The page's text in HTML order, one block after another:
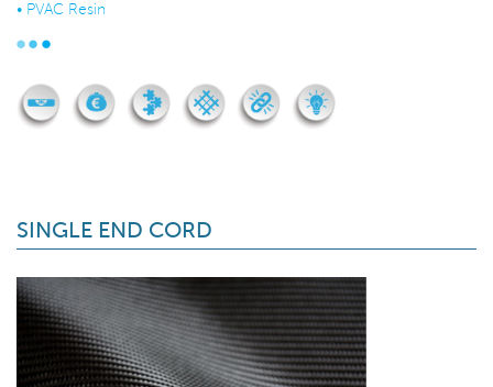
• PVAC Resin
SINGLE END CORD